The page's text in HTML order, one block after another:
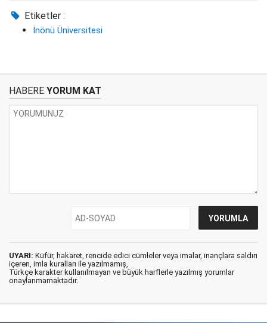
Etiketler :
İnönü Üniversitesi
HABERE YORUM KAT
UYARI: Küfür, hakaret, rencide edici cümleler veya imalar, inançlara saldırı
içeren, imla kuralları ile yazılmamış,
Türkçe karakter kullanılmayan ve büyük harflerle yazılmış yorumlar
onaylanmamaktadır.